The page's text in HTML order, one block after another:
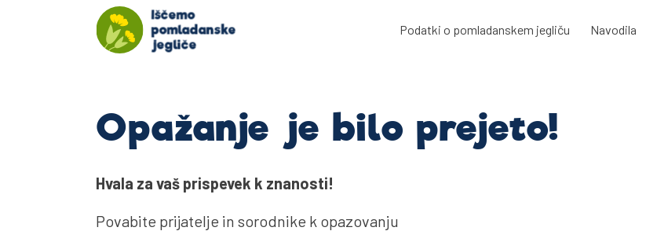
Iščemo
pomladanske
jegliče
Podatki o pomladanskem jegliču Navodila
Opažanje je bilo prejeto!
Hvala za vaš prispevek k znanosti!
Povabite prijatelje in sorodnike k opazovanju